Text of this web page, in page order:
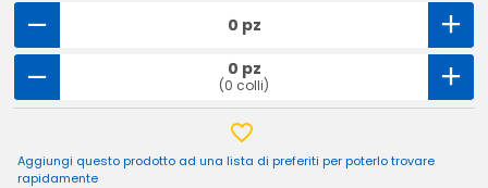
0 pz
0 pz
(0 colli)
Aggiungi questo prodotto ad una lista di preferiti per poterlo trovare
rapidamente